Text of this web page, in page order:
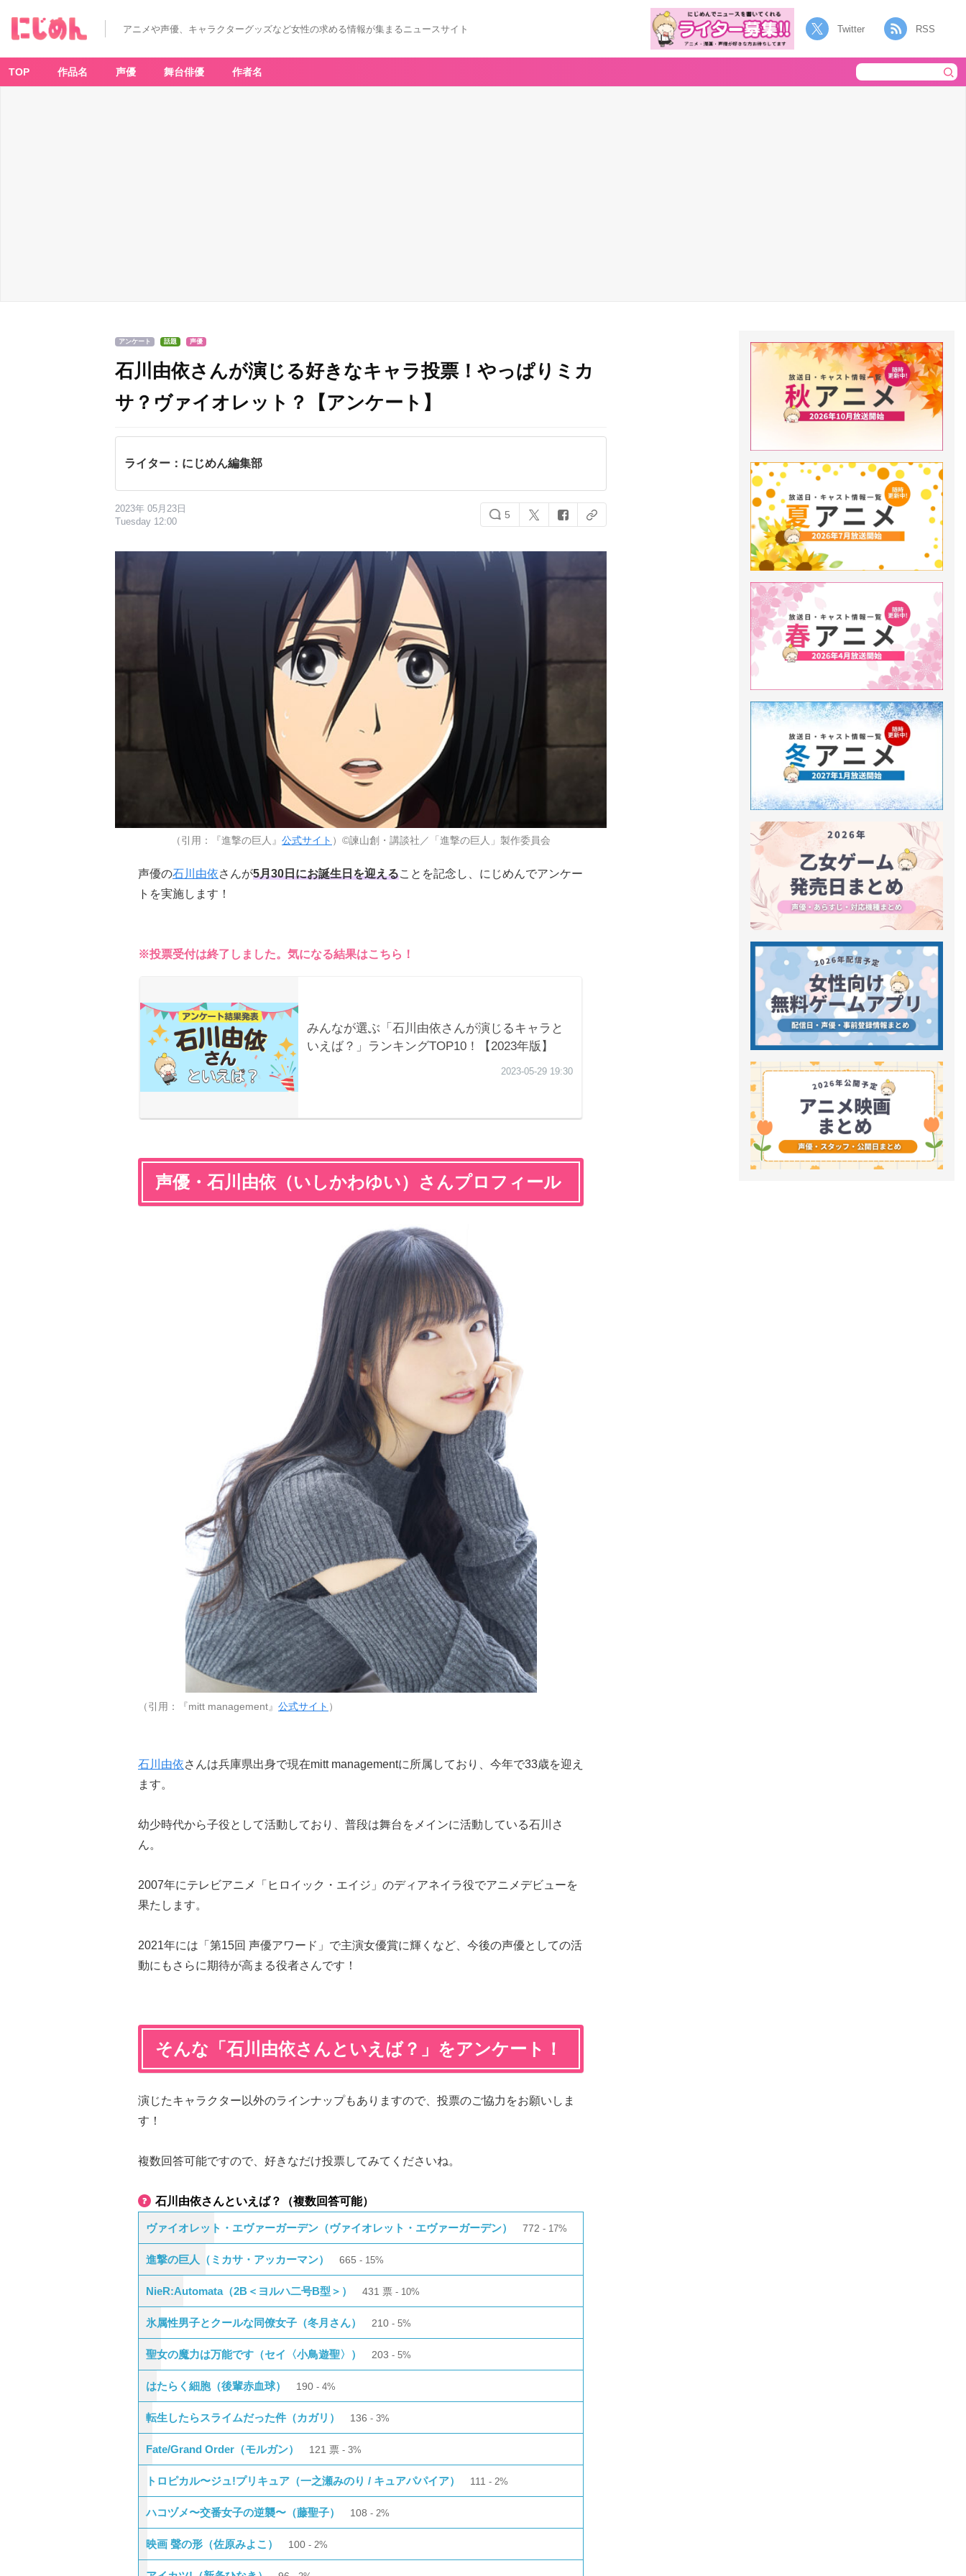
アニメや声優、キャラクターグッズなど女性の求める情報が集まるニュースサイト Twitter RSS
TOP 作品名 声優 舞台俳優 作者名
アンケート 話題 声優
石川由依さんが演じる好きなキャラ投票！やっぱりミカ
サ？ヴァイオレット？【アンケート】
ライター：にじめん編集部
2023年 05月23日
Tuesday 12:00
5
（引用：『進撃の巨人』 公式サイト ）©諫山創・講談社／「進撃の巨人」製作委員会
声優の石川由依さんが5月30日にお誕生日を迎えることを記念し、にじめんでアンケー
トを実施します！
※投票受付は終了しました。気になる結果はこちら！
声優・石川由依（いしかわゆい）さんプロフィール
（引用：『mitt management』 公式サイト ）
石川由依さんは兵庫県出身で現在mitt managementに所属しており、今年で33歳を迎え
ます。
幼少時代から子役として活動しており、普段は舞台をメインに活動している石川さ
ん。
2007年にテレビアニメ「ヒロイック・エイジ」のディアネイラ役でアニメデビューを
果たします。
2021年には「第15回 声優アワード」で主演女優賞に輝くなど、今後の声優としての活
動にもさらに期待が高まる役者さんです！
そんな「石川由依さんといえば？」をアンケート！
演じたキャラクター以外のラインナップもありますので、投票のご協力をお願いしま
す！
複数回答可能ですので、好きなだけ投票してみてくださいね。
石川由依さんといえば？（複数回答可能）
ヴァイオレット・エヴァーガーデン（ヴァイオレット・エヴァーガーデン） 772 17%
進撃の巨人（ミカサ・アッカーマン） 665 15%
NieR:Automata（2B＜ヨルハ二号B型＞） 431 票 10%
氷属性男子とクールな同僚女子（冬月さん） 210 5%
聖女の魔力は万能です（セイ〈小鳥遊聖〉） 203 5%
はたらく細胞（後輩赤血球） 190 4%
転生したらスライムだった件（カガリ） 136 3%
Fate/Grand Order（モルガン） 121 票 3%
トロピカル〜ジュ!プリキュア（一之瀬みのり / キュアパパイア） 111 2%
ハコヅメ〜交番女子の逆襲〜（藤聖子） 108 2%
映画 聲の形（佐原みよこ） 100 2%